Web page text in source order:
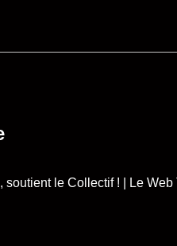
soutient le Collectif ! | Le Web